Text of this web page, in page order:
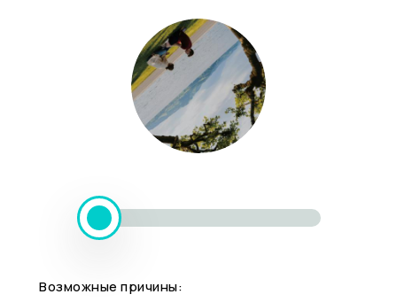
Возможные причины: